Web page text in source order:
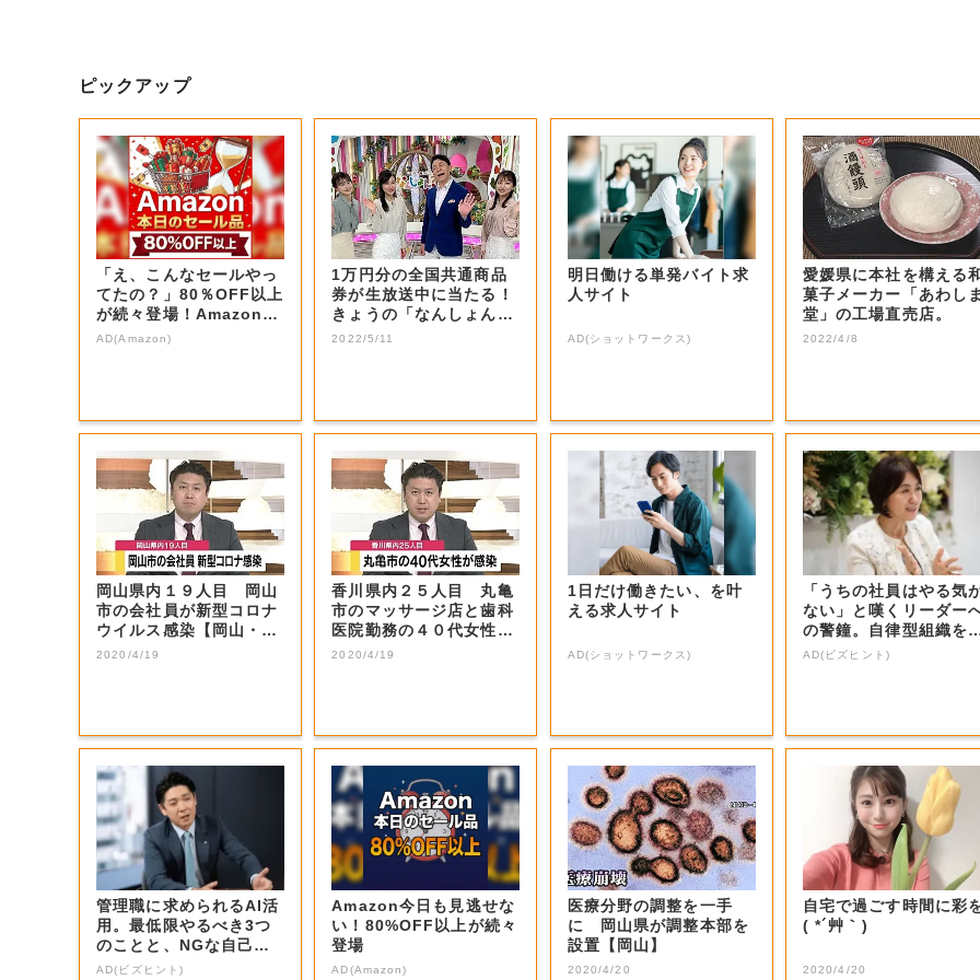
ピックアップ
「え、こんなセールやっ
てたの？」80％OFF以上
が続々登場！Amazonの
本気が...
AD(Amazon)
1万円分の全国共通商品
券が生放送中に当たる！
きょうの「なんしょん？
生電話クイズ」...
2022/5/11
明日働ける単発バイト求
人サイト
AD(ショットワークス)
愛媛県に本社を構える
菓子メーカー「あわし
堂」の工場直売店。
2022/4/8
岡山県内１９人目 岡山
市の会社員が新型コロナ
ウイルス感染【岡山・岡
山市】
2020/4/19
香川県内２５人目 丸亀
市のマッサージ店と歯科
医院勤務の４０代女性が
新型コロナ感染...
2020/4/19
1日だけ働きたい、を叶
える求人サイト
AD(ショットワークス)
「うちの社員はやる気
ない」と嘆くリーダー
の警鐘。自律型組織を
くる前に外せな...
AD(ビズヒント)
管理職に求められるAI活
用。最低限やるべき3つ
のことと、NGな自己認
識
AD(ビズヒント)
Amazon今日も見逃せな
い！80%OFF以上が続々
登場
AD(Amazon)
医療分野の調整を一手
に 岡山県が調整本部を
設置【岡山】
2020/4/20
自宅で過ごす時間に彩
( *´艸｀)
2020/4/20